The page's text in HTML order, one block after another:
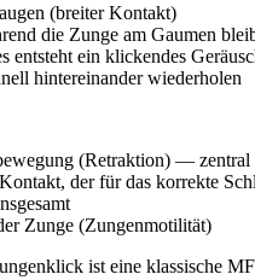
(breiter Kontakt)
die Zunge am Gaumen
ein klickendes
hintereinander wiederholen
(Retraktion) — zentral
der für das korrekte
Zunge (Zungenmotilität)
ist eine klassische